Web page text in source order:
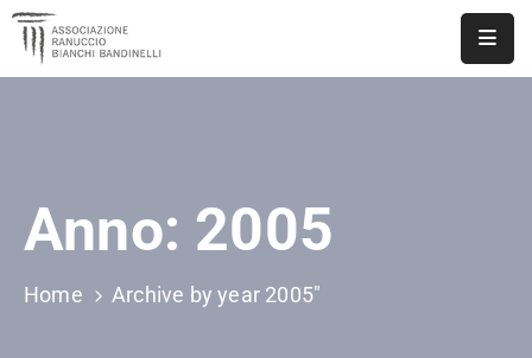
DOCUMENTI
Anno: 2005
Home Archive by year 2005"